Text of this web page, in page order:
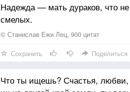
Надежда — мать дураков, что
смелых.
© Станислав Ежи Лец, 900 цитат
Сохранить Поделиться
Что ты ищешь? Счастья, любви,